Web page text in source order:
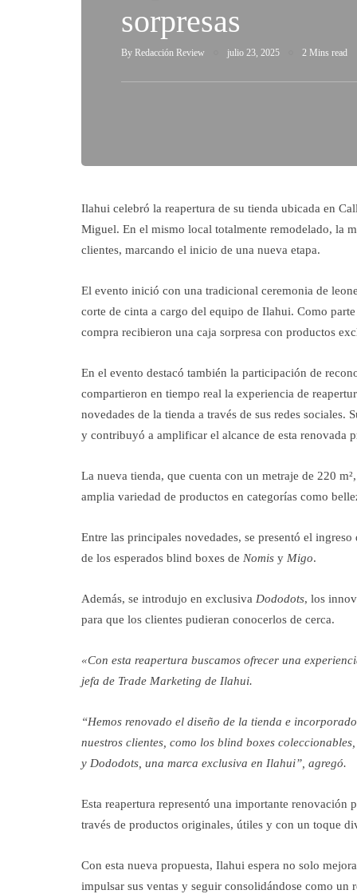
sorpresas
By Redacción Review julio 23, 2025 2 Mins read
Ilahui celebró la reapertura de su tienda ubicada en
Miguel. En el mismo local totalmente remodelado, la
clientes, marcando el inicio de una nueva etapa.
El evento inició con una tradicional ceremonia de
corte de cinta a cargo del equipo de Ilahui. Como
compra recibieron una caja sorpresa con productos
En el evento destacó también la participación de
compartieron en tiempo real la experiencia de
novedades de la tienda a través de sus redes sociales.
y contribuyó a amplificar el alcance de esta renovada
La nueva tienda, que cuenta con un metraje de 220
amplia variedad de productos en categorías como
Entre las principales novedades, se presentó el
de los esperados blind boxes de Nomis y Migo.
Además, se introdujo en exclusiva Dododots, los
para que los clientes pudieran conocerlos de cerca.
«Con esta reapertura buscamos ofrecer una
jefa de Trade Marketing de Ilahui.
“Hemos renovado el diseño de la tienda e
nuestros clientes, como los blind boxes
y Dododots, una marca exclusiva en Ilahui”, agregó.
Esta reapertura representó una importante
través de productos originales, útiles y con un toque
Con esta nueva propuesta, Ilahui espera no solo
impulsar sus ventas y seguir consolidándose como un